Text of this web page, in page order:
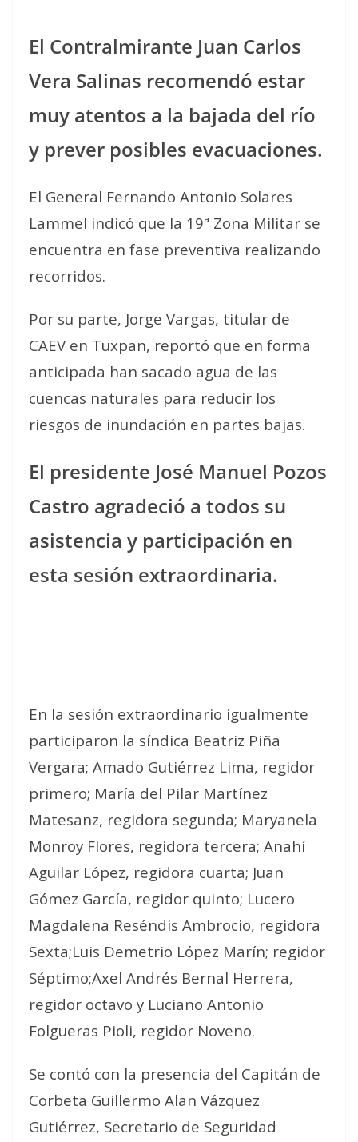
El Contralmirante Juan Carlos
Vera Salinas recomendó estar
muy atentos a la bajada del río
y prever posibles evacuaciones.
El General Fernando Antonio Solares
Lammel indicó que la 19ª Zona Militar se
encuentra en fase preventiva realizando
recorridos.
Por su parte, Jorge Vargas, titular de
CAEV en Tuxpan, reportó que en forma
anticipada han sacado agua de las
cuencas naturales para reducir los
riesgos de inundación en partes bajas.
El presidente José Manuel Pozos
Castro agradeció a todos su
asistencia y participación en
esta sesión extraordinaria.
En la sesión extraordinario igualmente
participaron la síndica Beatriz Piña
Vergara; Amado Gutiérrez Lima, regidor
primero; María del Pilar Martínez
Matesanz, regidora segunda; Maryanela
Monroy Flores, regidora tercera; Anahí
Aguilar López, regidora cuarta; Juan
Gómez García, regidor quinto; Lucero
Magdalena Reséndis Ambrocio, regidora
Sexta;Luis Demetrio López Marín; regidor
Séptimo;Axel Andrés Bernal Herrera,
regidor octavo y Luciano Antonio
Folgueras Pioli, regidor Noveno.
Se contó con la presencia del Capitán de
Corbeta Guillermo Alan Vázquez
Gutiérrez, Secretario de Seguridad